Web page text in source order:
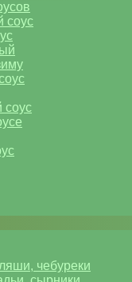
соус
соус
чебуреки